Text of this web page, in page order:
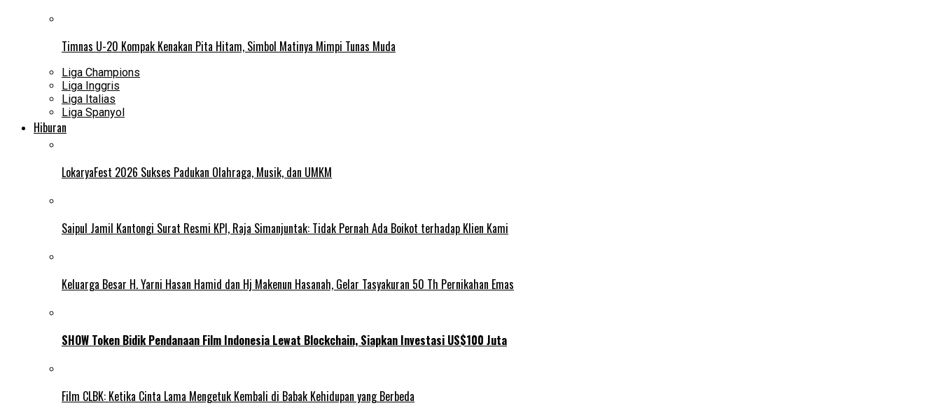
Timnas U-20 Kompak Kenakan Pita Hitam, Simbol Matinya Mimpi Tunas Muda
Liga Champions
Liga Inggris
Liga Italias
Liga Spanyol
Hiburan
LokaryaFest 2026 Sukses Padukan Olahraga, Musik, dan UMKM
Saipul Jamil Kantongi Surat Resmi KPI, Raja Simanjuntak: Tidak Pernah Ada Boikot terhadap Klien Kami
Keluarga Besar H. Yarni Hasan Hamid dan Hj Makenun Hasanah, Gelar Tasyakuran 50 Th Pernikahan Emas
SHOW Token Bidik Pendanaan Film Indonesia Lewat Blockchain, Siapkan Investasi US$100 Juta
Film CLBK: Ketika Cinta Lama Mengetuk Kembali di Babak Kehidupan yang Berbeda